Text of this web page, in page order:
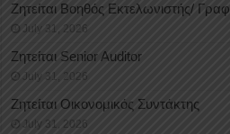
Ζητείται Βοηθός Εκτελωνιστής/
July 31, 2026
Ζητείται Senior Auditor
July 31, 2026
Ζητείται Οικονομικός Συντάκτης
July 31, 2026